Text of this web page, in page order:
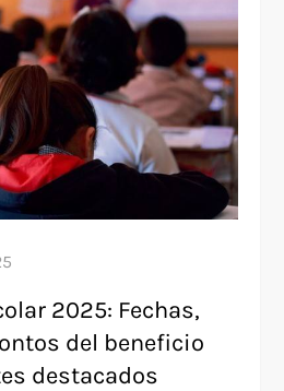
2025: Fechas,
del beneficio
destacados